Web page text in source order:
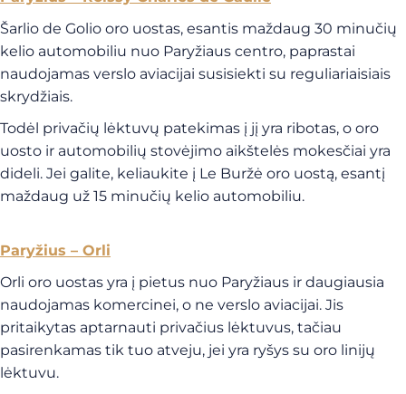
Šarlio de Golio oro uostas, esantis maždaug 30 minučių
kelio automobiliu nuo Paryžiaus centro, paprastai
naudojamas verslo aviacijai susisiekti su reguliariaisiais
skrydžiais.
Todėl privačių lėktuvų patekimas į jį yra ribotas, o oro
uosto ir automobilių stovėjimo aikštelės mokesčiai yra
dideli. Jei galite, keliaukite į Le Buržė oro uostą, esantį
maždaug už 15 minučių kelio automobiliu.
Paryžius – Orli
Orli oro uostas yra į pietus nuo Paryžiaus ir daugiausia
naudojamas komercinei, o ne verslo aviacijai. Jis
pritaikytas aptarnauti privačius lėktuvus, tačiau
pasirenkamas tik tuo atveju, jei yra ryšys su oro linijų
lėktuvu.